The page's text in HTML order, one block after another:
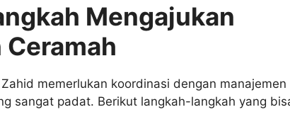
Mengajukan
memerlukan koordinasi dengan manajemen
sangat padat. Berikut langkah-langkah yang